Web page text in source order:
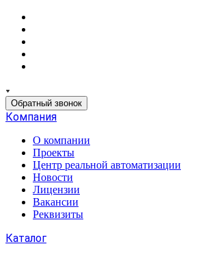
Обратный звонок
Компания
О компании
Проекты
Центр реальной автоматизации
Новости
Лицензии
Вакансии
Реквизиты
Каталог